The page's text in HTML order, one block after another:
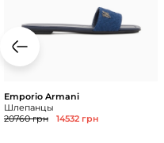
Emporio Armani
Шлепанцы
20760 грн
14532 грн